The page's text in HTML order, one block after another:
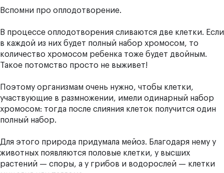
Вспомни про оплодотворение.
В процессе оплодотворения сливаются две клетки. Если
в каждой из них будет полный набор хромосом, то
количество хромосом ребенка тоже будет двойным.
Такое потомство просто не выживет!
Поэтому организмам очень нужно, чтобы клетки,
участвующие в размножении, имели одинарный набор
хромосом: тогда после слияния клеток получится один
полный набор.
Для этого природа придумала мейоз. Благодаря нему у
животных появляются половые клетки, у высших
растений — споры, а у грибов и водорослей — клетки